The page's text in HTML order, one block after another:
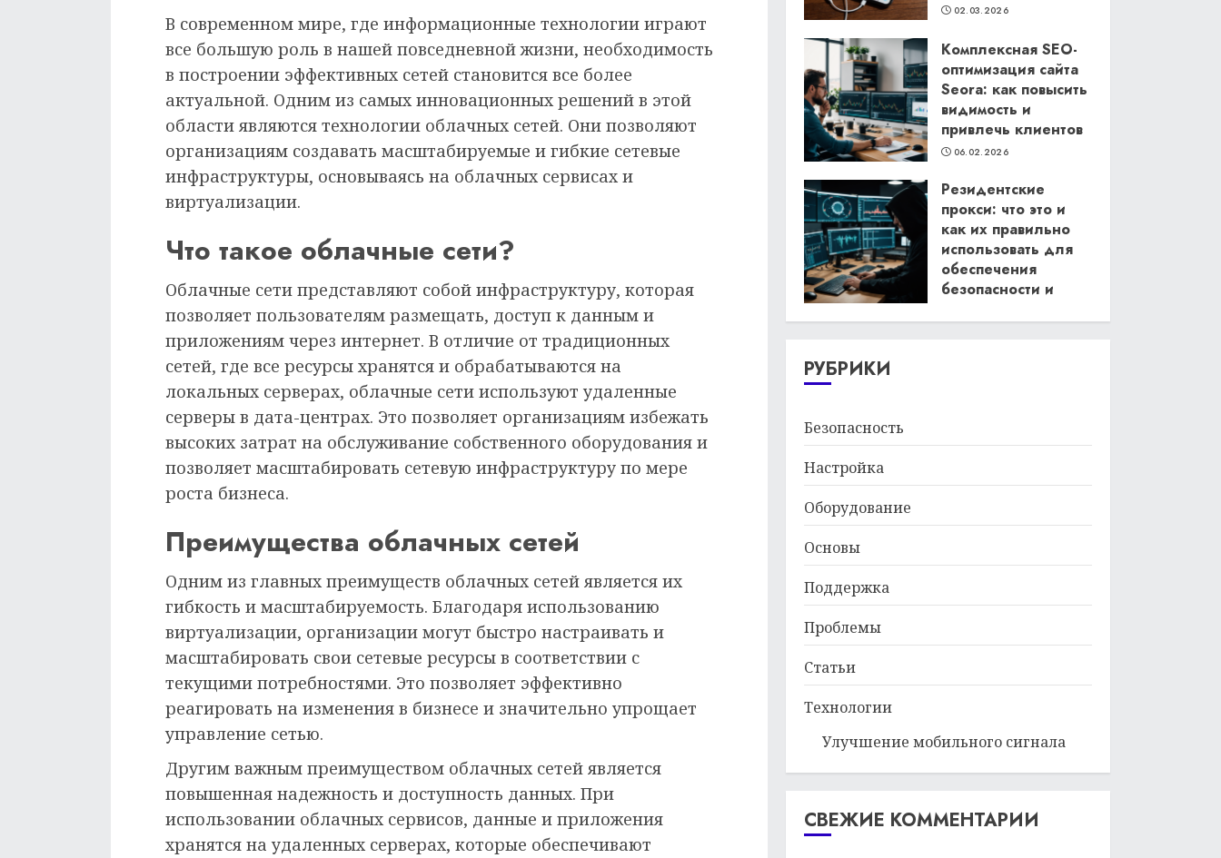
В современном мире, где информационные технологии играют
все большую роль в нашей повседневной жизни, необходимость
в построении эффективных сетей становится все более
актуальной. Одним из самых инновационных решений в этой
области являются технологии облачных сетей. Они позволяют
организациям создавать масштабируемые и гибкие сетевые
инфраструктуры, основываясь на облачных сервисах и
виртуализации.
Что такое облачные сети?
Облачные сети представляют собой инфраструктуру, которая
позволяет пользователям размещать, доступ к данным и
приложениям через интернет. В отличие от традиционных
сетей, где все ресурсы хранятся и обрабатываются на
локальных серверах, облачные сети используют удаленные
серверы в дата-центрах. Это позволяет организациям избежать
высоких затрат на обслуживание собственного оборудования и
позволяет масштабировать сетевую инфраструктуру по мере
роста бизнеса.
Преимущества облачных сетей
Одним из главных преимуществ облачных сетей является их
гибкость и масштабируемость. Благодаря использованию
виртуализации, организации могут быстро настраивать и
масштабировать свои сетевые ресурсы в соответствии с
текущими потребностями. Это позволяет эффективно
реагировать на изменения в бизнесе и значительно упрощает
управление сетью.
Другим важным преимуществом облачных сетей является
повышенная надежность и доступность данных. При
использовании облачных сервисов, данные и приложения
хранятся на удаленных серверах, которые обеспечивают
02.03.2026
Комплексная SEO-
оптимизация сайта
Seora: как повысить
видимость и
привлечь клиентов
06.02.2026
Резидентские
прокси: что это и
как их правильно
использовать для
обеспечения
безопасности и
РУБРИКИ
Безопасность
Настройка
Оборудование
Основы
Поддержка
Проблемы
Статьи
Технологии
Улучшение мобильного сигнала
СВЕЖИЕ КОММЕНТАРИИ